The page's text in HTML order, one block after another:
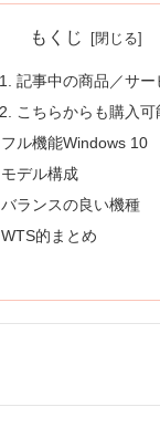
もくじ
記事中の商品／サー
こちらからも購入可
フル機能Windows 10
モデル構成
バランスの良い機種
WTS的まとめ